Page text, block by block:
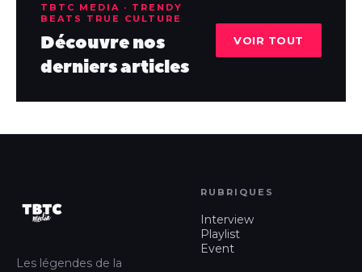
TBTC MEDIA · TRENDY
BEATS TRUE CULTURE
Découvre nos
derniers articles
VOIR TOUT
Les légendes de la
RUBRIQUES
Interview
Playlist
Event